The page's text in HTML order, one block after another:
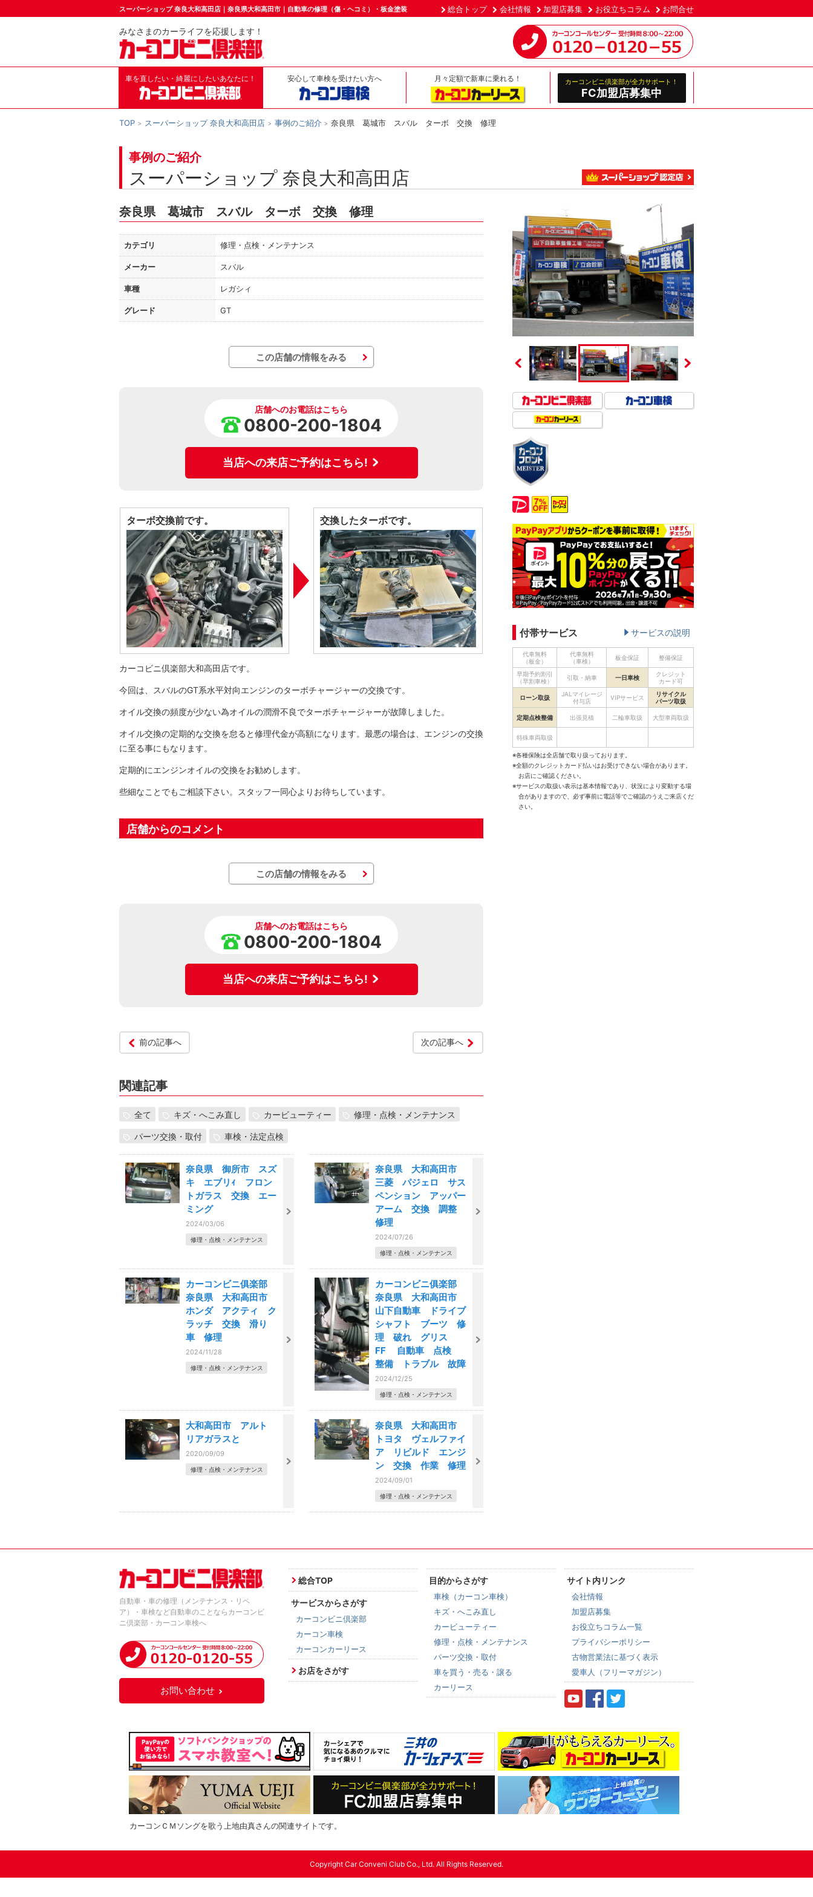
スーパーショップ 奈良大和高田店｜奈良県大和高田市｜自動車の修理（傷・ヘコミ）・板金塗装 総合トップ 会社情報 加盟店募集 お役立ちコラム お問合せ
みなさまのカーライフを応援します！
車を直したい・綺麗にしたいあなたに！ 安心して車検を受けたい方へ 月々定額で新車に乗れる！ カーコンビニ倶楽部が全力サポート！
FC加盟店募集中
TOP スーパーショップ 奈良大和高田店 事例のご紹介 奈良県 葛城市 スバル ターボ 交換 修理
事例のご紹介
スーパーショップ 奈良大和高田店
奈良県 葛城市 スバル ターボ 交換 修理
カテゴリ 修理・点検・メンテナンス
メーカー スバル
車種 レガシィ
グレード GT
この店舗の情報をみる
店舗へのお電話はこちら
0800-200-1804
当店への来店ご予約はこちら!
ターボ交換前です。 交換したターボです。
カーコビニ倶楽部大和高田店です。
今回は、スバルのGT系水平対向エンジンのターボチャージャーの交換です。
オイル交換の頻度が少ない為オイルの潤滑不良でターボチャージャーが故障しました。
オイル交換の定期的な交換を怠ると修理代金が高額になります。最悪の場合は、エンジンの交換
に至る事にもなります。
定期的にエンジンオイルの交換をお勧めします。
些細なことでもご相談下さい。スタッフ一同心よりお待ちしています。
店舗からのコメント
この店舗の情報をみる
店舗へのお電話はこちら
0800-200-1804
当店への来店ご予約はこちら!
前の記事へ 次の記事へ
関連記事
全て キズ・へこみ直し カービューティー 修理・点検・メンテナンス
パーツ交換・取付 車検・法定点検
奈良県 御所市 スズ
キ エブリｨ フロン
トガラス 交換 エー
ミング
2024/03/06
修理・点検・メンテナンス
奈良県 大和高田市
三菱 パジェロ サス
ペンション アッパー
アーム 交換 調整
修理
2024/07/26
修理・点検・メンテナンス
カーコンビニ俱楽部
奈良県 大和高田市
ホンダ アクティ ク
ラッチ 交換 滑り
車 修理
2024/11/28
修理・点検・メンテナンス
カーコンビニ俱楽部
奈良県 大和高田市
山下自動車 ドライブ
シャフト ブーツ 修
理 破れ グリス
FF 自動車 点検
整備 トラブル 故障
2024/12/25
修理・点検・メンテナンス
大和高田市 アルト
リアガラスと
2020/09/09
修理・点検・メンテナンス
奈良県 大和高田市
トヨタ ヴェルファイ
ア リビルド エンジ
ン 交換 作業 修理
2024/09/01
修理・点検・メンテナンス
付帯サービス サービスの説明
代車無料
（板金）
代車無料
（車検）
板金保証 整備保証
早期予約割引
（早割車検）
引取・納車 一日車検
クレジット
カード可
ローン取扱
JALマイレージ
付与店
VIPサービス
リサイクル
パーツ取扱
定期点検整備 出張見積 二輪車取扱 大型車両取扱
特殊車両取扱
※各種保険は全店舗で取り扱っております。
※全額のクレジットカード払いはお受けできない場合があります。
お店にご確認ください。
※サービスの取扱い表示は基本情報であり、状況により変動する場
合がありますので、必ず事前に電話等でご確認のうえご来店くだ
さい。
自動車・車の修理（メンテナンス・リペ
ア）・車検など自動車のことならカーコンビ
ニ倶楽部・カーコン車検へ
お問い合わせ
総合TOP
サービスからさがす
カーコンビニ倶楽部
カーコン車検
カーコンカーリース
お店をさがす
目的からさがす
車検（カーコン車検）
キズ・へこみ直し
カービューティー
修理・点検・メンテナンス
パーツ交換・取付
車を買う・売る・譲る
カーリース
サイト内リンク
会社情報
加盟店募集
お役立ちコラム一覧
プライバシーポリシー
古物営業法に基づく表示
愛車人（フリーマガジン）
カーコンＣＭソングを歌う上地由真さんの関連サイトです。
Copyright Car Conveni Club Co., Ltd. All Rights Reserved.